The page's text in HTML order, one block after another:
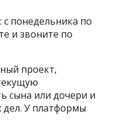
понедельника по
и звоните по
проект,
сына или дочери и
дел. У платформы